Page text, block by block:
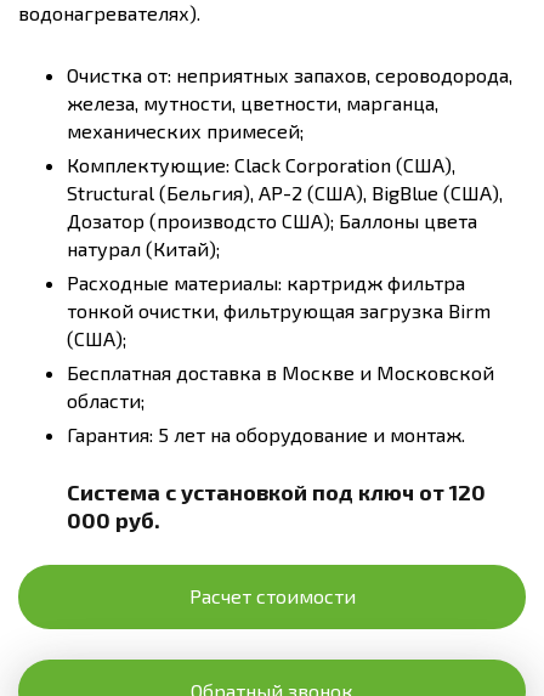
водонагревателях).
Очистка от: неприятных запахов, сероводорода,
железа, мутности, цветности, марганца,
механических примесей;
Комплектующие: Clack Corporation (США),
Structural (Бельгия), AP-2 (США), BigBlue (США),
Дозатор (производсто США); Баллоны цвета
натурал (Китай);
Расходные материалы: картридж фильтра
тонкой очистки, фильтрующая загрузка Birm
(США);
Бесплатная доставка в Москве и Московской
области;
Гарантия: 5 лет на оборудование и монтаж.
Система с установкой под ключ от 120
000 руб.
Расчет стоимости
Обратный звонок